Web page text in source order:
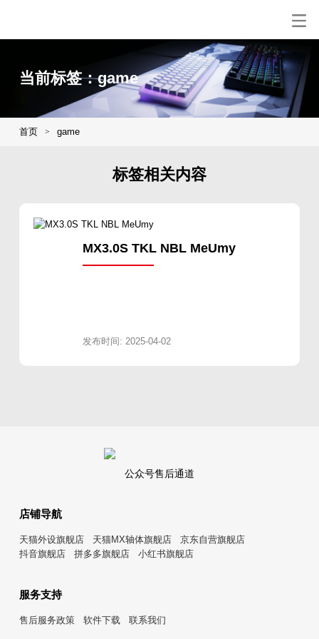
当前标签：game
首页 > game
标签相关内容
MX3.0S TKL NBL MeUmy
发布时间: 2025-04-02
公众号售后通道
店铺导航
天猫外设旗舰店 天猫MX轴体旗舰店
京东自营旗舰店
抖音旗舰店
拼多多旗舰店 小红书旗舰店
服务支持
售后服务政策 软件下载 联系我们